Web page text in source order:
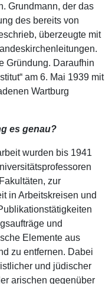
Grundmann, der das
des bereits von
überzeugte mit
Gründung. Daraufhin
am 6. Mai 1939 mit
Wartburg
es genau?
wurden bis 1941
zur
in Arbeitskreisen und
und
Elemente aus
zu entfernen. Dabei
und jüdischer
arischen gegenüber